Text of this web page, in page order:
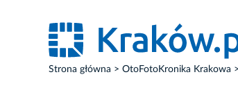
Strona główna OtoFotoKronika Krakowa